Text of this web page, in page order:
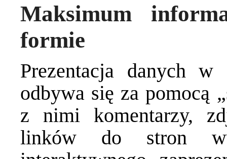
Maksimum
formie
Prezentacja danych
odbywa się za pomocą
z nimi komentarzy,
linków do stron